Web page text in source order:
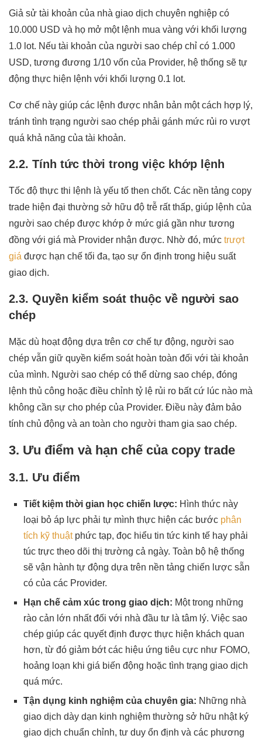
Giả sử tài khoản của nhà giao dịch chuyên nghiệp có
10.000 USD và họ mở một lệnh mua vàng với khối lượng
1.0 lot. Nếu tài khoản của người sao chép chỉ có 1.000
USD, tương đương 1/10 vốn của Provider, hệ thống sẽ tự
động thực hiện lệnh với khối lượng 0.1 lot.
Cơ chế này giúp các lệnh được nhân bản một cách hợp lý,
tránh tình trạng người sao chép phải gánh mức rủi ro vượt
quá khả năng của tài khoản.
2.2. Tính tức thời trong việc khớp lệnh
Tốc độ thực thi lệnh là yếu tố then chốt. Các nền tảng copy
trade hiện đại thường sở hữu độ trễ rất thấp, giúp lệnh của
người sao chép được khớp ở mức giá gần như tương
đồng với giá mà Provider nhận được. Nhờ đó, mức trượt
giá được hạn chế tối đa, tạo sự ổn định trong hiệu suất
giao dịch.
2.3. Quyền kiểm soát thuộc về người sao
chép
Mặc dù hoạt động dựa trên cơ chế tự động, người sao
chép vẫn giữ quyền kiểm soát hoàn toàn đối với tài khoản
của mình. Người sao chép có thể dừng sao chép, đóng
lệnh thủ công hoặc điều chỉnh tỷ lệ rủi ro bất cứ lúc nào mà
không cần sự cho phép của Provider. Điều này đảm bảo
tính chủ động và an toàn cho người tham gia sao chép.
3. Ưu điểm và hạn chế của copy trade
3.1. Ưu điểm
Tiết kiệm thời gian học chiến lược: Hình thức này
loại bỏ áp lực phải tự mình thực hiện các bước phân
tích kỹ thuậtphức tạp, đọc hiểu tin tức kinh tế hay phải
túc trực theo dõi thị trường cả ngày. Toàn bộ hệ thống
sẽ vận hành tự động dựa trên nền tảng chiến lược sẵn
có của các Provider.
Hạn chế cảm xúc trong giao dịch: Một trong những
rào cản lớn nhất đối với nhà đầu tư là tâm lý. Việc sao
chép giúp các quyết định được thực hiện khách quan
hơn, từ đó giảm bớt các hiệu ứng tiêu cực như FOMO,
hoảng loạn khi giá biến động hoặc tình trạng giao dịch
quá mức.
Tận dụng kinh nghiệm của chuyên gia: Những nhà
giao dịch dày dạn kinh nghiệm thường sở hữu nhật ký
giao dịch chuẩn chỉnh, tư duy ổn định và các phương